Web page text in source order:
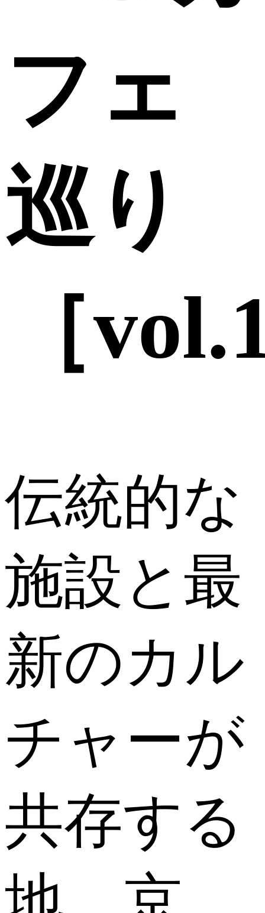
フェ
巡り
［
伝統的な
施設と最
新のカル
チャーが
共存する